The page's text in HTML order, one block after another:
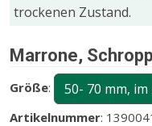
trockenen Zustand.
Marrone,
Größe: 50- 70 mm,
Artikelnummer:
TYPO3
Name:
fe_typo_user